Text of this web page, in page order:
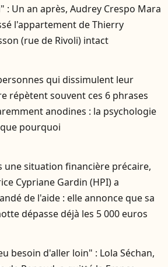
: Un an après, Audrey Crespo Mara
l'appartement de Thierry
(rue de Rivoli) intact
qui dissimulent leur
répètent souvent ces 6 phrases
anodines : la psychologie
pourquoi
une situation financière précaire,
Cypriane Gardin (HPI) a
de l'aide : elle annonce que sa
dépasse déjà les 5 000 euros
besoin d'aller loin" : Lola Séchan,